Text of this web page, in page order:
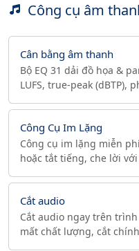
Công cụ âm
Cân bằng âm thanh
Bộ EQ 31 dải đồ họa &
LUFS, true-peak (dBTP),
Công Cụ Im Lặng
Công cụ im lặng miễn
hoặc tắt tiếng, che lời
Cắt audio
Cắt audio ngay trên
mất chất lượng, cắt